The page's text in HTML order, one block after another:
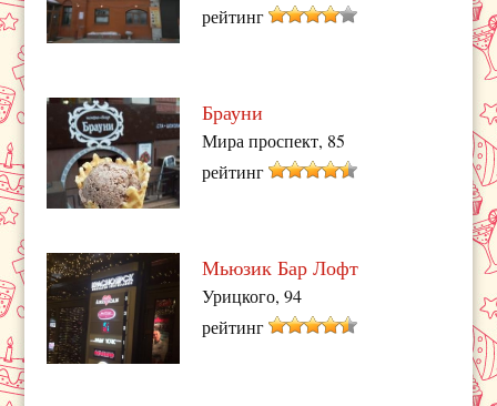
рейтинг
Брауни
Мира проспект, 85
рейтинг
Мьюзик Бар Лофт
Урицкого, 94
рейтинг